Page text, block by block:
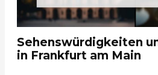
Sehenswürdigkeiten
in Frankfurt am Main